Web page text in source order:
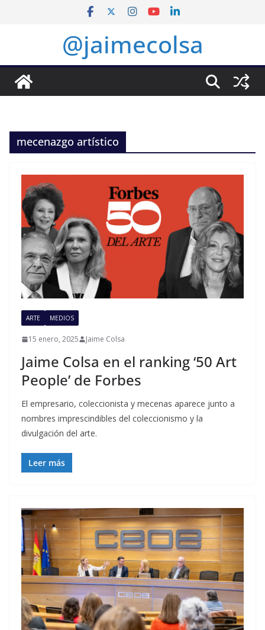
@jaimecolsa
mecenazgo artístico
ARTE MEDIOS
15 enero, 2025 Jaime Colsa
Jaime Colsa en el ranking ‘50 Art
People’ de Forbes
El empresario, coleccionista y mecenas aparece junto a
nombres imprescindibles del coleccionismo y la
divulgación del arte.
Leer más